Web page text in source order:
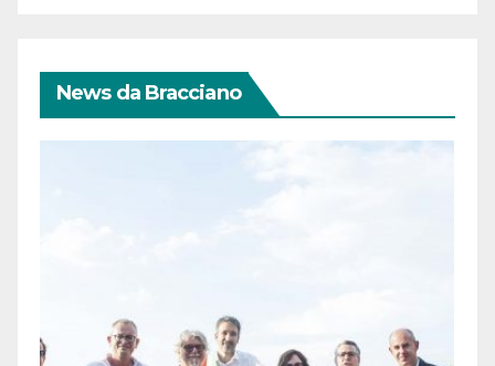
News da Bracciano